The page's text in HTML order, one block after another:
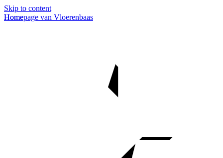
Skip to content
Homepage van Vloerenbaas
Home